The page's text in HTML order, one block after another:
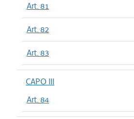
Art. 81
Art. 82
Art. 83
CAPO III
Art. 84